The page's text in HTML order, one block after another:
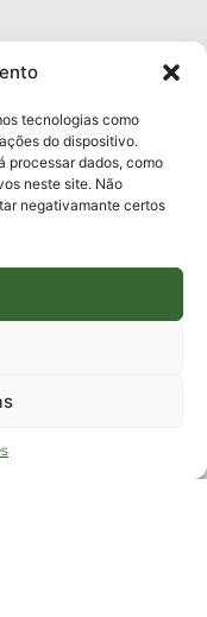
tecnologias como
do dispositivo.
processar dados, como
neste site. Não
negativamante certos
de Contas
3665-4831
5° andar